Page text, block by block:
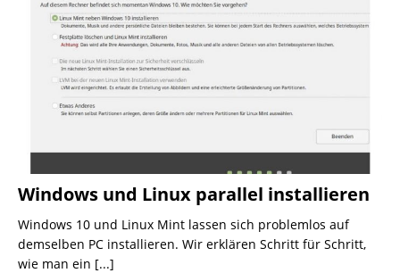
Windows und Linux parallel installieren
Windows 10 und Linux Mint lassen sich problemlos auf
demselben PC installieren. Wir erklären Schritt für Schritt,
wie man ein [...]